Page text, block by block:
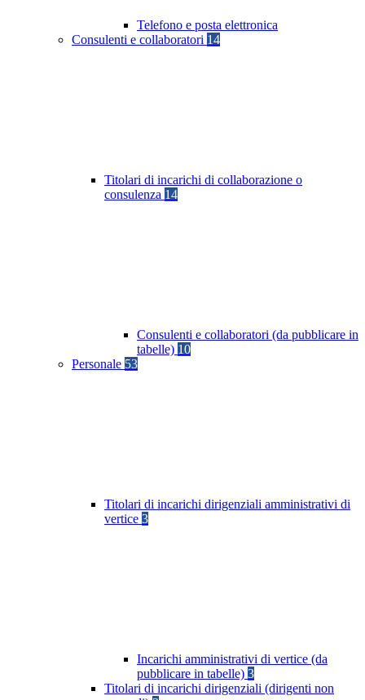
Telefono e posta elettronica
Consulenti e collaboratori 14
Titolari di incarichi di collaborazione o
consulenza 14
Consulenti e collaboratori (da pubblicare in
tabelle) 10
Personale 53
Titolari di incarichi dirigenziali amministrativi di
vertice 3
Incarichi amministrativi di vertice (da
pubblicare in tabelle) 3
Titolari di incarichi dirigenziali (dirigenti non